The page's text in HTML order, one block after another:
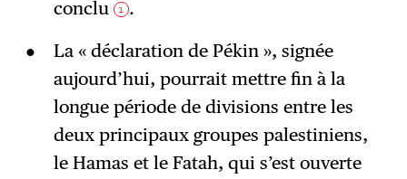
conclu
1 .
La « déclaration de Pékin », signée
aujourd’hui, pourrait mettre fin à la
longue période de divisions entre les
deux principaux groupes palestiniens,
le Hamas et le Fatah, qui s’est ouverte